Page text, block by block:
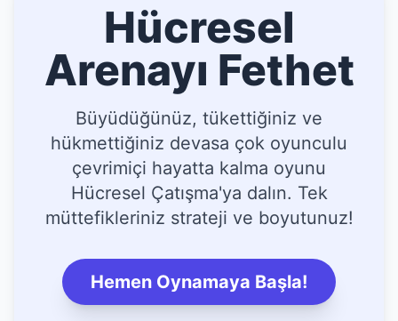
Hücresel
Arenayı Fethet
Büyüdüğünüz, tükettiğiniz ve
hükmettiğiniz devasa çok oyunculu
çevrimiçi hayatta kalma oyunu
Hücresel Çatışma'ya dalın. Tek
müttefikleriniz strateji ve boyutunuz!
Hemen Oynamaya Başla!